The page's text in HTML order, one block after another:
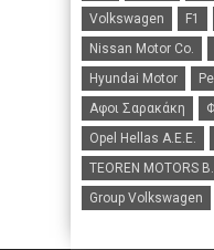
Volkswagen
F1
Nissan Motor Co.
Hyundai Motor
Αφοι Σαρακάκη
Opel Hellas A.E.E.
TEOREN MOTORS
Group Volkswagen